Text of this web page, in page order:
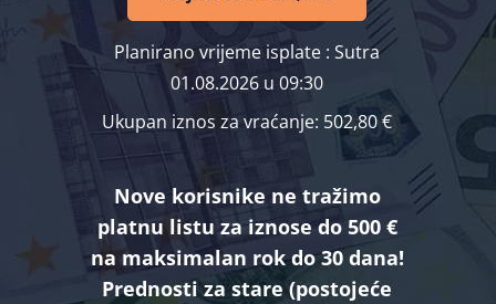
Planirano vrijeme isplate : Sutra
01.08.2026 u 09:30
Ukupan iznos za vraćanje: 502,80 €
Nove korisnike ne tražimo
platnu listu za iznose do 500 €
na maksimalan rok do 30 dana!
Prednosti za stare (postojeće